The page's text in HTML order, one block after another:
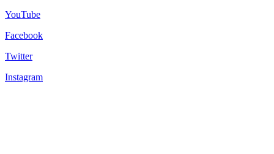
YouTube
Facebook
Twitter
Instagram